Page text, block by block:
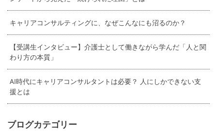
キャリアコンサルティングに、なぜこんなにも沼るのか？
【受講生インタビュー】介護士として働きながら学んだ「人と関
わり方の本質」
AI時代にキャリアコンサルタントは必要？ 人にしかできない支
援とは
ブログカテゴリー